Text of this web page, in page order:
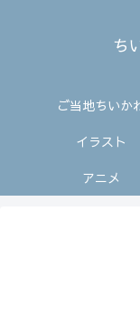
ち
ご当地ちいか
イラスト
アニメ